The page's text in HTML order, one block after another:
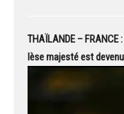
THAÏLANDE –
lèse majesté est